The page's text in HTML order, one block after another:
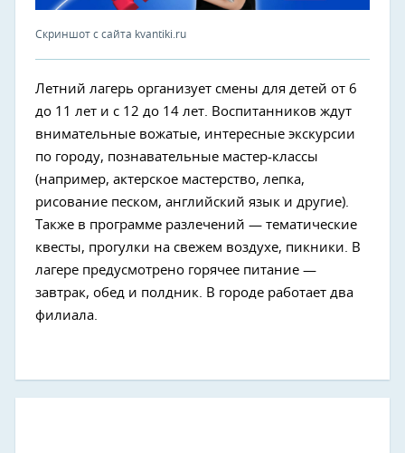
Скриншот с сайта kvantiki.ru
Летний лагерь организует смены для детей от 6
до 11 лет и с 12 до 14 лет. Воспитанников ждут
внимательные вожатые, интересные экскурсии
по городу, познавательные мастер-классы
(например, актерское мастерство, лепка,
рисование песком, английский язык и другие).
Также в программе разлечений — тематические
квесты, прогулки на свежем воздухе, пикники. В
лагере предусмотрено горячее питание —
завтрак, обед и полдник. В городе работает два
филиала.